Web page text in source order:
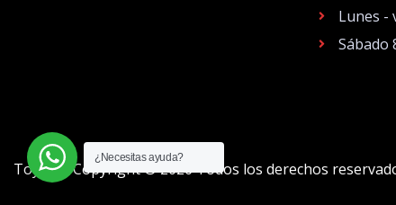
Lunes -
Sábado
Toyocar Copyright © 2026 Todos los derechos
¿Necesitas ayuda?